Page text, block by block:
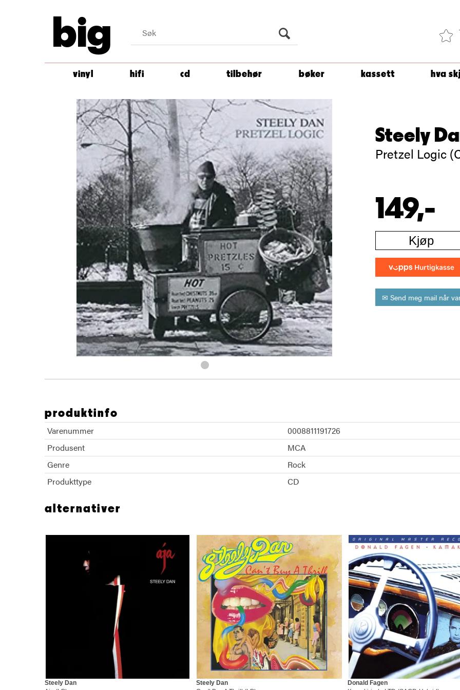
big
vinyl hifi cd tilbehør bøker kassett hva
Steely
Pretzel Logic
149,-
Kjøp
✉ Send meg mail når
produktinfo
Varenummer
0008811191726
Produsent
MCA
Genre
Rock
Produkttype
CD
alternativer
Steely Dan
Steely Dan
Donald Fagen